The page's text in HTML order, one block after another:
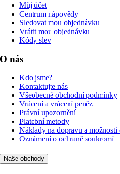
Můj účet
Centrum nápovědy
Sledovat mou objednávku
Vrátit mou objednávku
Kódy slev
O nás
Kdo jsme?
Kontaktujte nás
Všeobecné obchodní podmínky
Vrácení a vrácení peněz
Právní upozornění
Platební metody
Náklady na dopravu a možnosti
Oznámení o ochraně soukromí
Naše obchody